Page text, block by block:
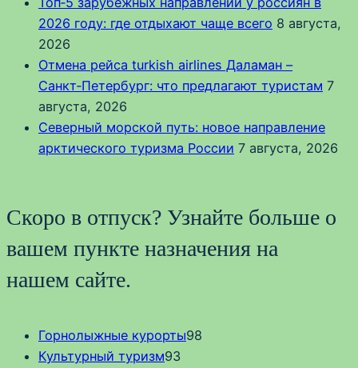
2026 году: где отдыхают чаще всего 8 августа,
2026
Отмена рейса turkish airlines Даламан –
Санкт‑Петербург: что предлагают туристам 7
августа, 2026
Северный морской путь: новое направление
арктического туризма России 7 августа, 2026
Скоро в отпуск? Узнайте больше о
вашем пункте назначения на
нашем сайте.
Горнолыжные курорты98
Культурный туризм93